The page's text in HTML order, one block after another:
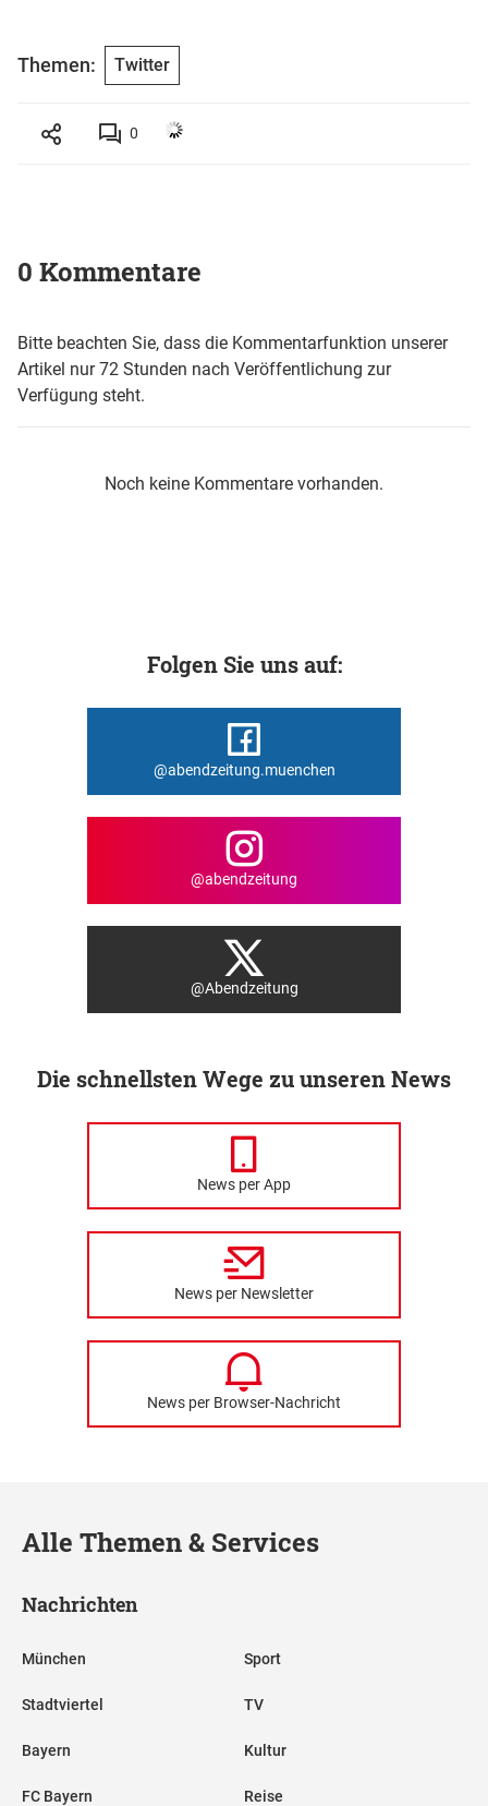
Themen: Twitter
0
0 Kommentare
Bitte beachten Sie, dass die Kommentarfunktion unserer
Artikel nur 72 Stunden nach Veröffentlichung zur
Verfügung steht.
Noch keine Kommentare vorhanden.
Folgen Sie uns auf:
@abendzeitung.muenchen
@abendzeitung
@Abendzeitung
Die schnellsten Wege zu unseren News
News per App
News per Newsletter
News per Browser-Nachricht
Alle Themen & Services
Nachrichten
München
Stadtviertel
Bayern
FC Bayern
Sport
TV
Kultur
Reise